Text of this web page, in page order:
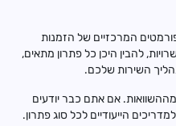
המרכזיים של הזמנות
להבין היכן כל פתרון מתאים,
השירות שלכם.
אם אתם כבר יודעים
הייעודיים לכל סוג פתרון.